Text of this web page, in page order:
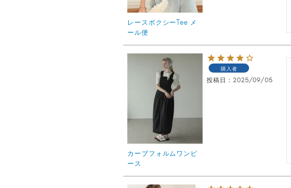
レースボクシーTee メ
ール便
カーブフォルムワンピ
ース
購入者
投稿日 2025/09/05